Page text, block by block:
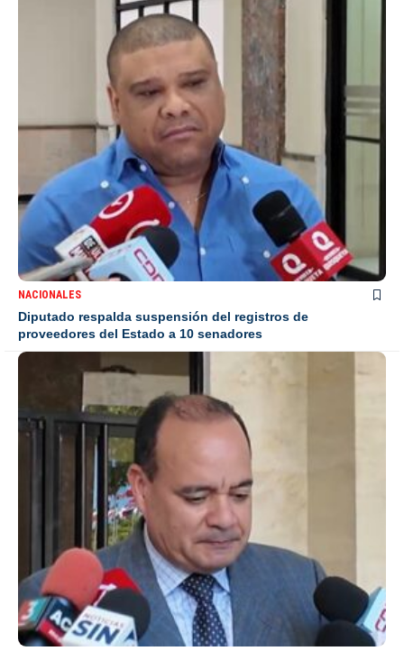
NACIONALES
Diputado respalda suspensión del registros de
proveedores del Estado a 10 senadores